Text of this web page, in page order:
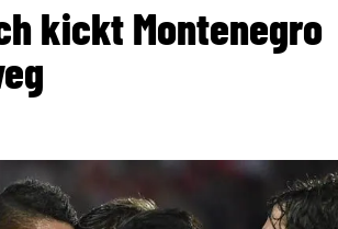
kickt Montenegro